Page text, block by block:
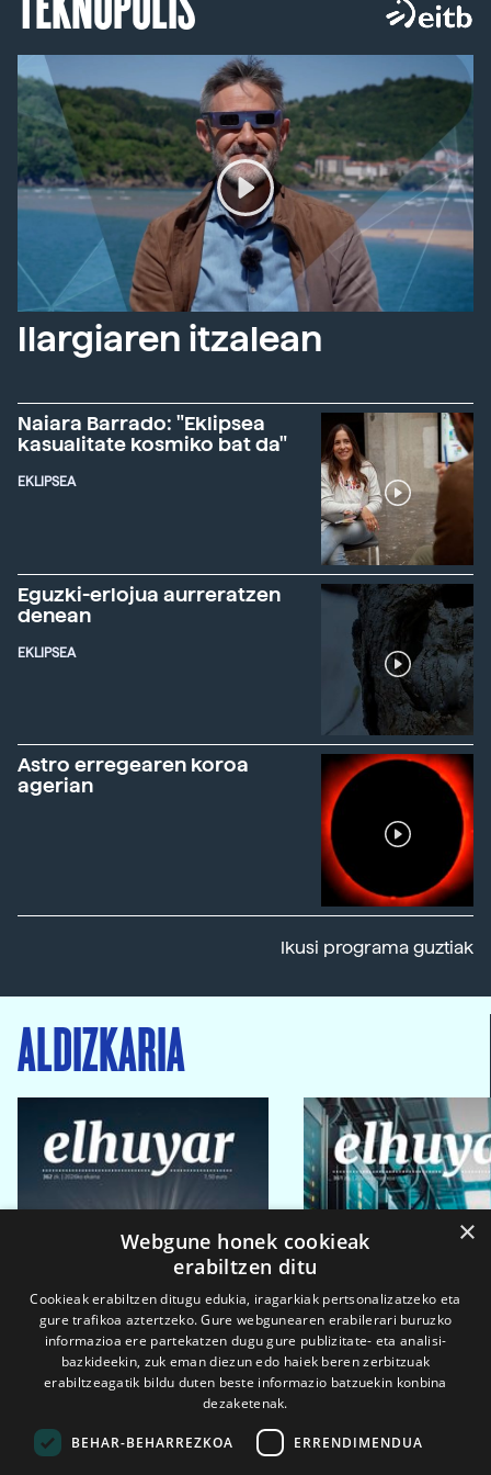
Ilargiaren itzalean
Naiara Barrado: "Eklipsea
kasualitate kosmiko bat da"
EKLIPSEA
Eguzki-erlojua aurreratzen
denean
EKLIPSEA
Astro erregearen koroa
agerian
Ikusi programa guztiak
ALDIZKARIA
×
Webgune honek cookieak
erabiltzen ditu
Cookieak erabiltzen ditugu edukia, iragarkiak pertsonalizatzeko eta
gure trafikoa aztertzeko. Gure webgunearen erabilerari buruzko
informazioa ere partekatzen dugu gure publizitate- eta analisi-
bazkideekin, zuk eman diezun edo haiek beren zerbitzuak
erabiltzeagatik bildu duten beste informazio batzuekin konbina
dezaketenak.
BEHAR-BEHARREZKOA ERRENDIMENDUA